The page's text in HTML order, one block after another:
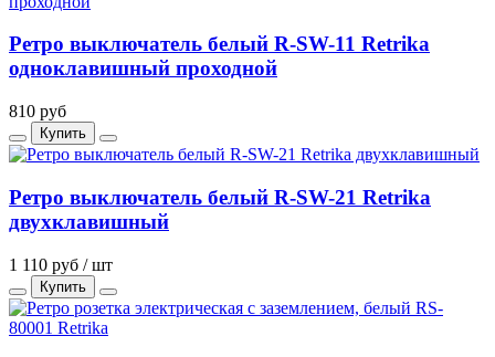
Ретро выключатель белый R-SW-11 Retrika
одноклавишный проходной
810 руб
Купить
Ретро выключатель белый R-SW-21 Retrika
двухклавишный
1 110 руб / шт
Купить